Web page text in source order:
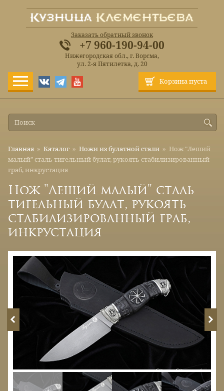
Корзина пуста
Заказать обратный звонок
+7 960-190-94-00
Нижегородская обл., г. Ворсма,
ул. 2-я Пятилетка, д. 20
Главная » Каталог » Ножи из булатной стали » Нож "Леший
малый" сталь тигельный булат, рукоять стабилизированный
граб, инкрустация
Нож "Леший малый" сталь
тигельный булат, рукоять
стабилизированный граб,
инкрустация